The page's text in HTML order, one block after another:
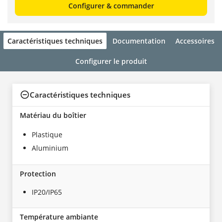
Configurer & commander
Caractéristiques techniques Documentation Accessoires
Configurer le produit
Caractéristiques techniques
Matériau du boîtier
Plastique
Aluminium
Protection
IP20/IP65
Température ambiante